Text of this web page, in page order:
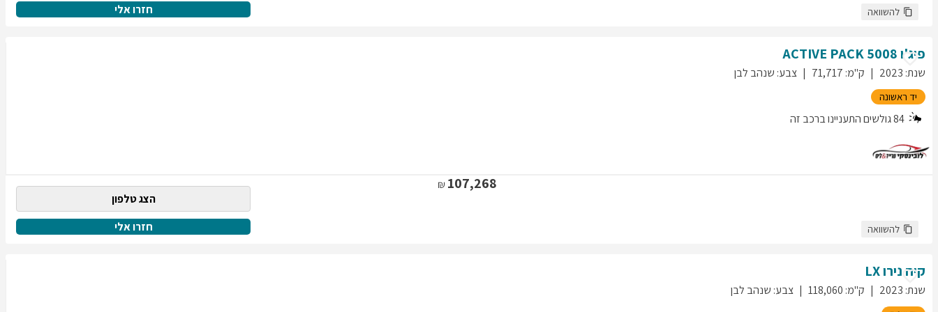
חזרו אלי
להשוואה
פיג'ו5008
ACTIVE PACK
שנת:
2023 ק"מ:
71,717 צבע: שנהב לבן
יד ראשונה
84גולשים התעניינו ברכב זה
107,268
הצג טלפון
חזרו אלי
להשוואה
קיה נירוLX
שנת:
2023 ק"מ:
118,060 צבע: שנהב לבן